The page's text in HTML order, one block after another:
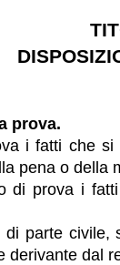
prova.
i fatti che si
pena o della
di prova i
parte civile,
derivante dal